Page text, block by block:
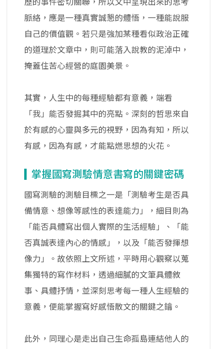
脈絡，應是一種真實誠懇的體悟，一種能說服
自己的價值觀。若只是強加某種看似政治正確
的道理於文章中，則可能落入說教的泥淖中，
掩蓋住苦心經營的庭園美景。
其實，人生中的每種經驗都有意義，端看
「我」能否發掘其中的亮點。深刻的哲思來自
於有感的心靈與多元的視野，因為有知，所以
有感，因為有感，才能點燃思想的火花。
掌握國寫測驗情意書寫的關鍵密碼
國寫測驗的測驗目標之一是「測驗考生是否具
備情意、想像等感性的表達能力」，細目則為
「能否具體寫出個人實際的生活經驗」、「能
否真誠表達內心的情感」，以及「能否發揮想
像力」。故依照上文所述，平時用心觀察以蒐
集獨特的寫作材料，透過細膩的文筆具體敘
事、具體抒情，並深刻思考每一種人生經驗的
意義，便能掌握寫好感悟散文的關鍵之鑰。
此外，同理心是走出自己生命孤島連結他人的